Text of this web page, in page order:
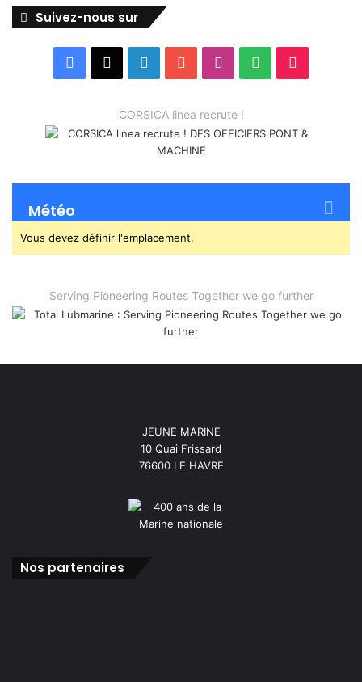
Suivez-nous sur
Facebook
X LinkedinYouTubeInstagram
Spotify
CORSICA linea recrute !
Météo
Vous devez définir l'emplacement.
Serving Pioneering Routes Together we go further
JEUNE MARINE
10 Quai Frissard
76600 LE HAVRE
Nos partenaires